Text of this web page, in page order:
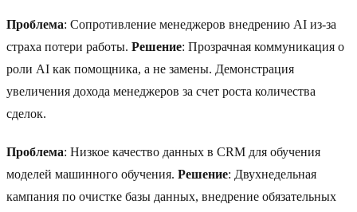
Проблема: Сопротивление менеджеров внедрению AI из-за
страха потери работы. Решение: Прозрачная коммуникация о
роли AI как помощника, а не замены. Демонстрация
увеличения дохода менеджеров за счет роста количества
сделок.
Проблема: Низкое качество данных в CRM для обучения
моделей машинного обучения. Решение: Двухнедельная
кампания по очистке базы данных, внедрение обязательных